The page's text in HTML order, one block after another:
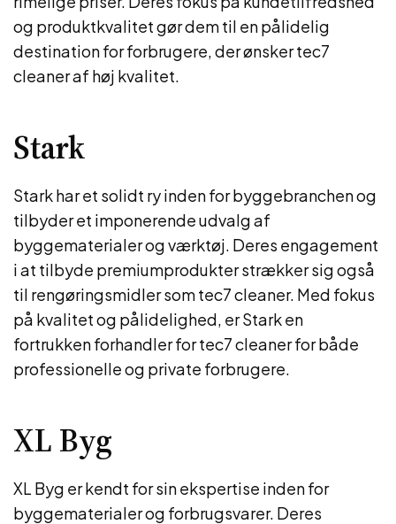
og produktkvalitet gør dem til en pålidelig
destination for forbrugere, der ønsker tec7
cleaner af høj kvalitet.
Stark
Stark har et solidt ry inden for byggebranchen og
tilbyder et imponerende udvalg af
byggematerialer og værktøj. Deres engagement
i at tilbyde premiumprodukter strækker sig også
til rengøringsmidler som tec7 cleaner. Med fokus
på kvalitet og pålidelighed, er Stark en
fortrukken forhandler for tec7 cleaner for både
professionelle og private forbrugere.
XL Byg
XL Byg er kendt for sin ekspertise inden for
byggematerialer og forbrugsvarer. Deres